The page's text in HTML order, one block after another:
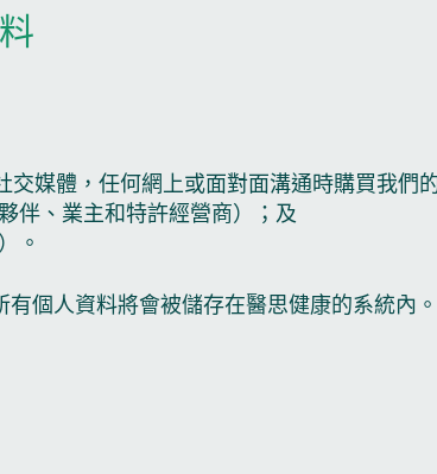
媒體，任何網上或面對面溝通時購買我們
伴、業主和特許經營商）；及
。
個人資料將會被儲存在醫思健康的系統內。